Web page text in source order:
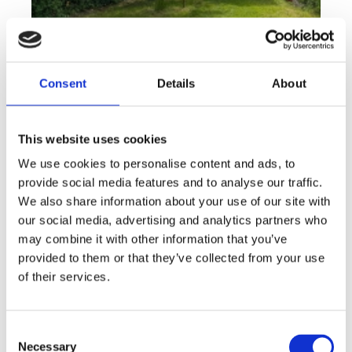
Consent Details About
This website uses cookies
We use cookies to personalise content and ads, to
provide social media features and to analyse our traffic.
We also share information about your use of our site with
our social media, advertising and analytics partners who
may combine it with other information that you’ve
provided to them or that they’ve collected from your use
of their services.
Necessary
Rent flats 2+KT 41 m², Plzeň - Lobzy
Offer type
Property type
Apartment
disposition
funkce
garden store